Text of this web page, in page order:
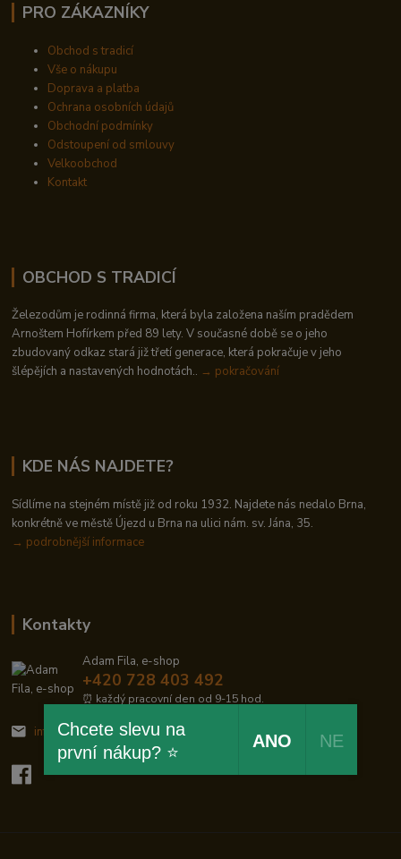
PRO ZÁKAZNÍKY
Obchod s tradicí
Vše o nákupu
Doprava a platba
Ochrana osobních údajů
Obchodní podmínky
Odstoupení od smlouvy
Velkoobchod
Kontakt
OBCHOD S TRADICÍ
Železodům je rodinná firma, která byla založena naším pradědem
Arnoštem Hofírkem před 89 lety. V současné době se o jeho
zbudovaný odkaz stará již třetí generace, která pokračuje v jeho
šlépějích a nastavených hodnotách.. → pokračování
KDE NÁS NAJDETE?
Sídlíme na stejném místě již od roku 1932. Najdete nás nedalo Brna,
konkrétně ve městě Újezd u Brna na ulici nám. sv. Jána, 35.
→ podrobnější informace
Kontakty
Adam Fila, e-shop
+420 728 403 492
⏰ každý pracovní den od 9-15 hod.
info@zelezodum.cz
Chcete slevu na
první nákup? ⭐
ANO NE